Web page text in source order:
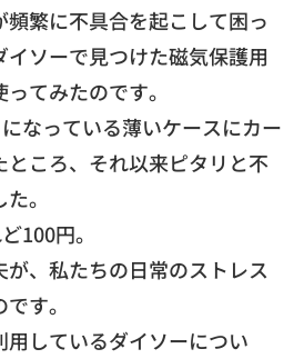
繁に不具合を起こして困っ
イソーで見つけた磁気保護用
ってみたのです。
なっている薄いケースにカー
ところ、それ以来ピタリと不
。
100円。
、 私たちの日常のストレス
す。
用しているダイソーについ